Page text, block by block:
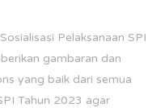
Pelaksanaan SPI
gambaran dan
yang baik dari semua
Tahun 2023 agar